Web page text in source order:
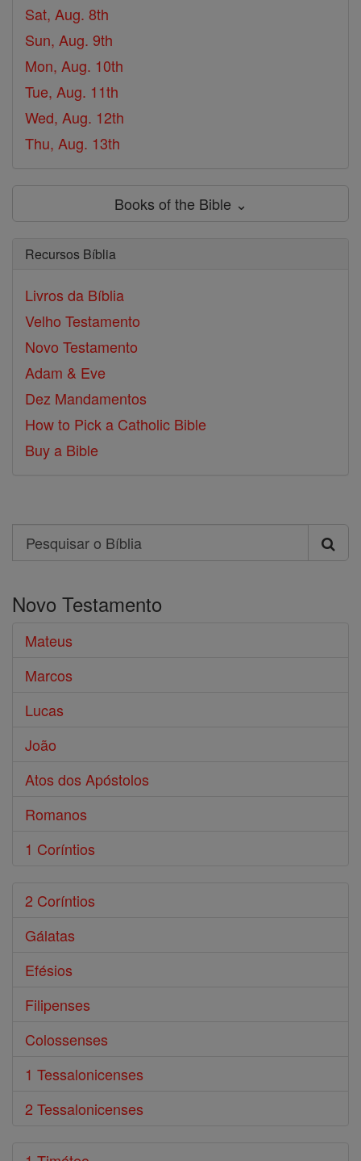
Sat, Aug. 8th
Sun, Aug. 9th
Mon, Aug. 10th
Tue, Aug. 11th
Wed, Aug. 12th
Thu, Aug. 13th
Books of the Bible ⌄
Recursos Bíblia
Livros da Bíblia
Velho Testamento
Novo Testamento
Adam & Eve
Dez Mandamentos
How to Pick a Catholic Bible
Buy a Bible
Search
Pesquisar
Bíblia
Novo Testamento
Mateus
Marcos
Lucas
João
Atos dos Apóstolos
Romanos
1 Coríntios
2 Coríntios
Gálatas
Efésios
Filipenses
Colossenses
1 Tessalonicenses
2 Tessalonicenses